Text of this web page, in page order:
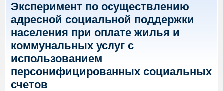
Эксперимент по осуществлению
адресной социальной поддержки
населения при оплате жилья и
коммунальных услуг с
использованием
персонифицированных социальных
счетов